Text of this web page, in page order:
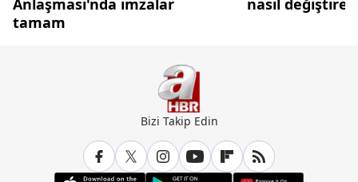
tamam
Bizi Takip Edin